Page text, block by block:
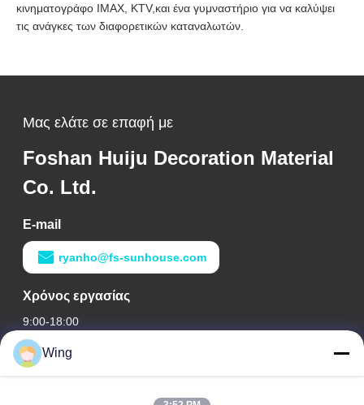
κινηματογράφο IMAX, KTV,και ένα γυμναστήριο για να καλύψει
τις ανάγκες των διαφορετικών καταναλωτών.
Μας ελάτε σε επαφή με
Foshan Huiju Decoration Material
Co. Ltd.
E-mail
ryanho@fs-sunhouse.com
Χρόνος εργασίας
9:00-18:00
Η διεύθυνσή μας
Wing